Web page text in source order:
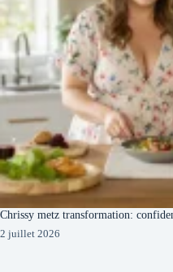
Chrissy metz transformation:
2 juillet 2026